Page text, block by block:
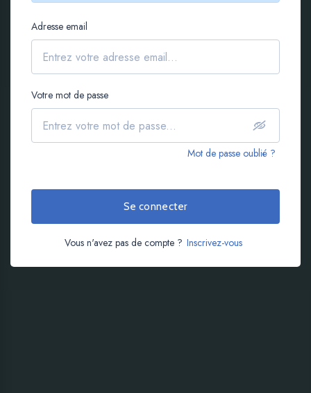
Adresse email
Mot de passe oublié ?
Votre mot de passe
Se connecter
Vous n'avez pas de compte ? Inscrivez-vous
immobilier à partir de
100 €
S'inscrire gratuitement